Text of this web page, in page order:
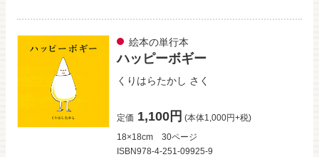
絵本の単行本
ハッピーボギー
くりはらたかし さく
定価 1,100円 (本体1,000円+税)
18×18cm
30ページ
ISBN978-4-251-09925-9